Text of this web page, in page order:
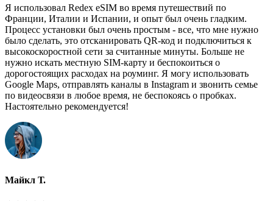
Я использовал Redex eSIM во время путешествий по
Франции, Италии и Испании, и опыт был очень гладким.
Процесс установки был очень простым - все, что мне нужно
было сделать, это отсканировать QR-код и подключиться к
высокоскоростной сети за считанные минуты. Больше не
нужно искать местную SIM-карту и беспокоиться о
дорогостоящих расходах на роуминг. Я могу использовать
Google Maps, отправлять каналы в Instagram и звонить семье
по видеосвязи в любое время, не беспокоясь о пробках.
Настоятельно рекомендуется!
Майкл Т.